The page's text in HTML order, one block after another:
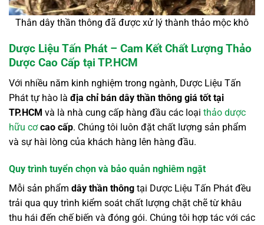
Thân dây thần thông đã được xử lý thành thảo mộc khô
Dược Liệu Tấn Phát – Cam Kết Chất Lượng Thảo
Dược Cao Cấp tại TP.HCM
Với nhiều năm kinh nghiệm trong ngành, Dược Liệu Tấn
Phát tự hào là địa chỉ bán dây thần thông giá tốt tại
TP.HCM và là nhà cung cấp hàng đầu các loại thảo dược
hữu cơ cao cấp. Chúng tôi luôn đặt chất lượng sản phẩm
và sự hài lòng của khách hàng lên hàng đầu.
Quy trình tuyển chọn và bảo quản nghiêm ngặt
Mỗi sản phẩm dây thần thông tại Dược Liệu Tấn Phát đều
trải qua quy trình kiểm soát chất lượng chặt chẽ từ khâu
thu hái đến chế biến và đóng gói. Chúng tôi hợp tác với các